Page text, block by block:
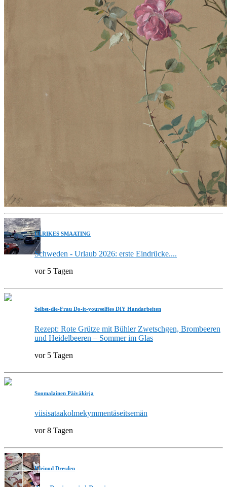
ULRIKES SMAATING
Schweden - Urlaub 2026: erste Eindrücke....
vor 5 Tagen
Selbst-die-Frau Do-it-yourselfies DIY Handarbeiten
Rezept: Rote Grütze mit Bühler Zwetschgen, Brombeeren
und Heidelbeeren – Sommer im Glas
vor 5 Tagen
Suomalainen Päiväkirja
viisisataakolmekymmentäseitsemän
vor 8 Tagen
Kleinod Dresden